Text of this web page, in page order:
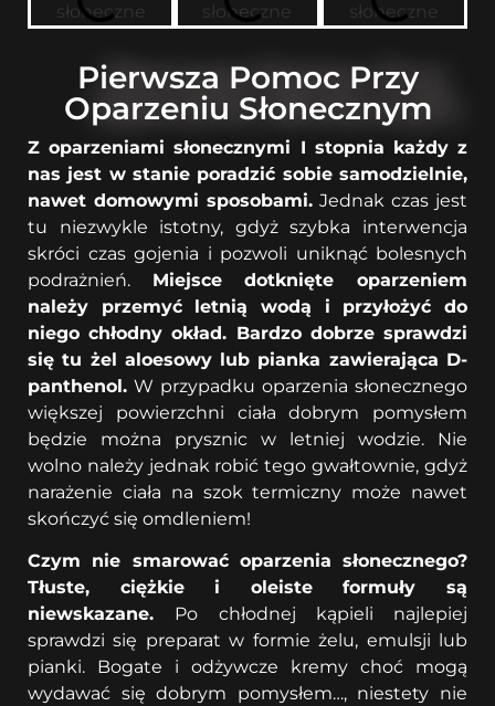
Pierwsza Pomoc Przy
Oparzeniu Słonecznym
Z oparzeniami słonecznymi I stopnia każdy z
nas jest w stanie poradzić sobie samodzielnie,
nawet domowymi sposobami. Jednak czas jest
tu niezwykle istotny, gdyż szybka interwencja
skróci czas gojenia i pozwoli uniknąć bolesnych
podrażnień. Miejsce dotknięte oparzeniem
należy przemyć letnią wodą i przyłożyć do
niego chłodny okład. Bardzo dobrze sprawdzi
się tu żel aloesowy lub pianka zawierająca D-
panthenol. W przypadku oparzenia słonecznego
większej powierzchni ciała dobrym pomysłem
będzie można prysznic w letniej wodzie. Nie
wolno należy jednak robić tego gwałtownie, gdyż
narażenie ciała na szok termiczny może nawet
skończyć się omdleniem!
Czym nie smarować oparzenia słonecznego?
Tłuste, ciężkie i oleiste formuły są
niewskazane. Po chłodnej kąpieli najlepiej
sprawdzi się preparat w formie żelu, emulsji lub
pianki. Bogate i odżywcze kremy choć mogą
wydawać się dobrym pomysłem…, niestety nie